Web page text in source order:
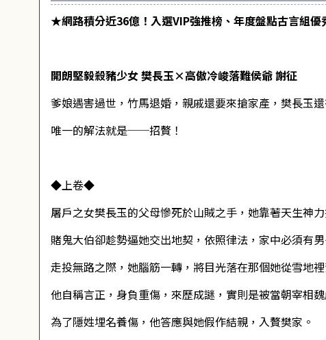
★網路積分近36億！入選VIP強推榜、年度盤點古言組優
開朗堅毅殺豬少女 樊長玉×高傲冷峻落難侯爺 謝征
爹娘遇害過世，竹馬退婚，親戚還要來搶家產，樊長玉
唯一的解法就是──招贅！
◆上卷◆
屠戶之女樊長玉的父母慘死於山賊之手，她靠著天生神
賭鬼大伯卻趁勢逼她交出地契，依照律法，家中必須有
走投無路之際，她腦筋一轉，將目光落在那個她從雪地
他自稱言正，身負重傷，來歷成謎，實則是被當朝宰相
為了隱姓埋名養傷，他答應與她假作結親，入贅樊家。